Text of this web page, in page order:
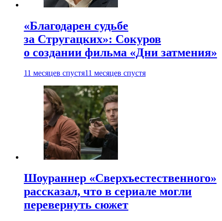
«Благодарен судьбе
за Стругацких»: Сокуров
о создании фильма «Дни затмения»
11 месяцев спустя11 месяцев спустя
Шоураннер «Сверхъестественного»
рассказал, что в сериале могли
перевернуть сюжет